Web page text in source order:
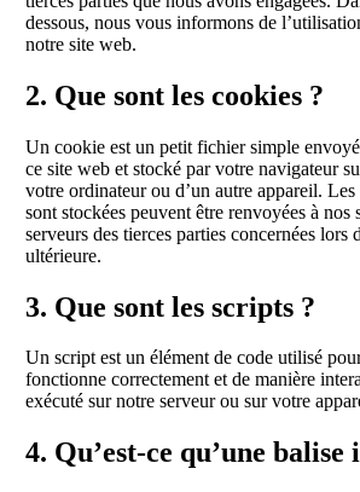
dessous, nous vous informons de
notre site web.
2. Que sont les cookies ?
Un cookie est un petit fichier simple
ce site web et stocké par votre navigateur
votre ordinateur ou d’un autre appareil.
sont stockées peuvent être renvoyées à nos
serveurs des tierces parties concernées lors
ultérieure.
3. Que sont les scripts ?
Un script est un élément de code utilisé
fonctionne correctement et de manière
exécuté sur notre serveur ou sur votre
4. Qu’est-ce qu’une balise